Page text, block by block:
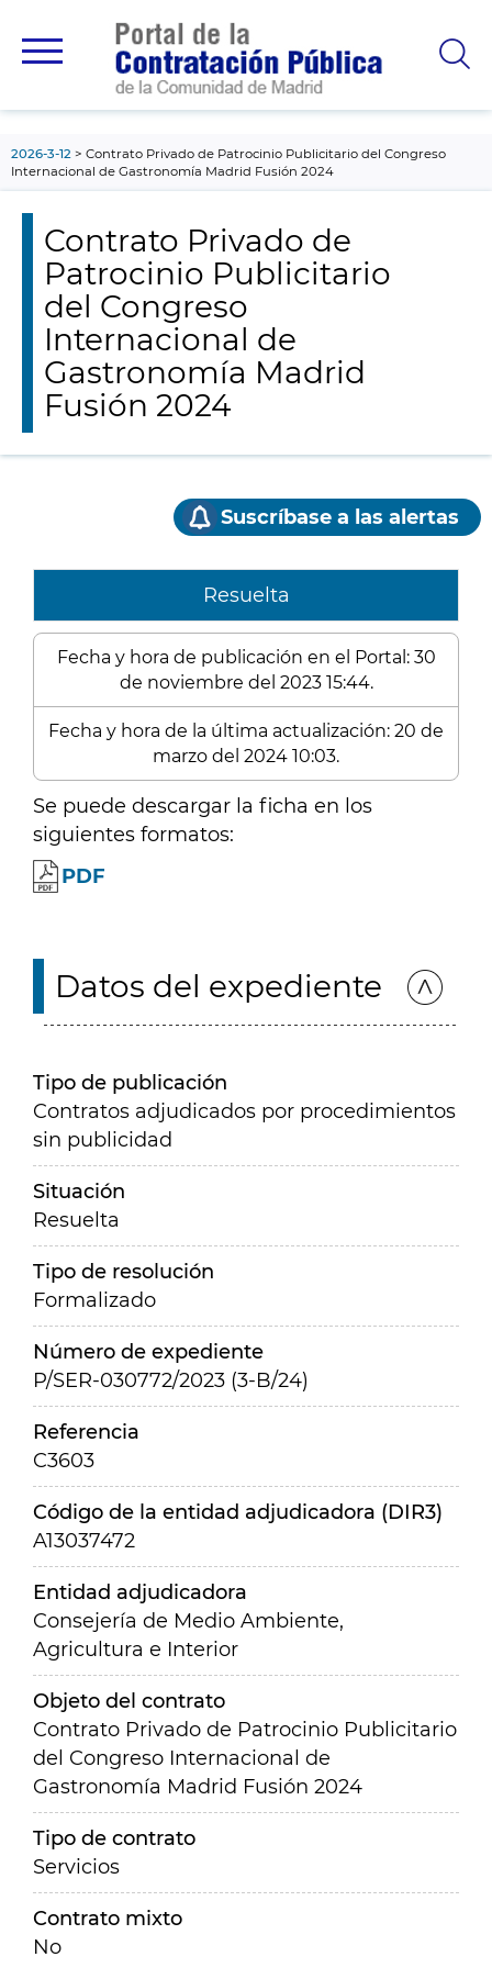
principal
2026-3-12
Contrato Privado de Patrocinio Publicitario del Congreso
Internacional de Gastronomía Madrid Fusión 2024
Contrato Privado de
Patrocinio Publicitario
del Congreso
Internacional de
Gastronomía Madrid
Fusión 2024
Suscríbase a las alertas
Resuelta
Fecha y hora de publicación en el Portal: 30
de noviembre del 2023 15:44.
Fecha y hora de la última actualización: 20 de
marzo del 2024 10:03.
Se puede descargar la ficha en los
siguientes formatos:
PDF
Datos del expediente
Tipo de publicación
Contratos adjudicados por procedimientos
sin publicidad
Situación
Resuelta
Tipo de resolución
Formalizado
Número de expediente
P/SER-030772/2023 (3-B/24)
Referencia
C3603
Código de la entidad adjudicadora (DIR3)
A13037472
Entidad adjudicadora
Consejería de Medio Ambiente,
Agricultura e Interior
Objeto del contrato
Contrato Privado de Patrocinio Publicitario
del Congreso Internacional de
Gastronomía Madrid Fusión 2024
Tipo de contrato
Servicios
Contrato mixto
No